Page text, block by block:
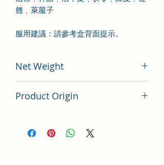
翹 ﹑萊菔子
服用建議：請參考盒背面提示。
Net Weight
Product Origin